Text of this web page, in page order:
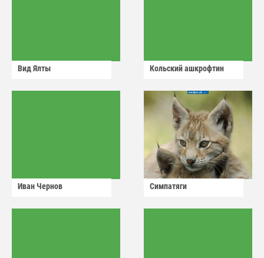
Вид Ялты Кольский ашкрофтин
Иван Чернов Симпатяги